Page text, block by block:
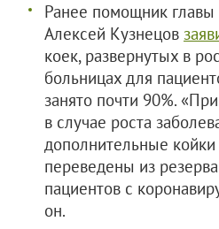
Ранее помощник
Алексей Кузнецов
коек, развернутых в
больницах для
занято почти 90%.
в случае роста
дополнительные койки
переведены из
пациентов с
он.